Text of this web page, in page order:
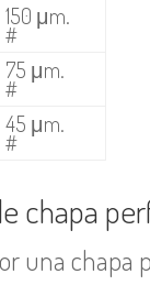
150 μm.
#
75 μm.
#
45 μm.
#
chapa
una chapa